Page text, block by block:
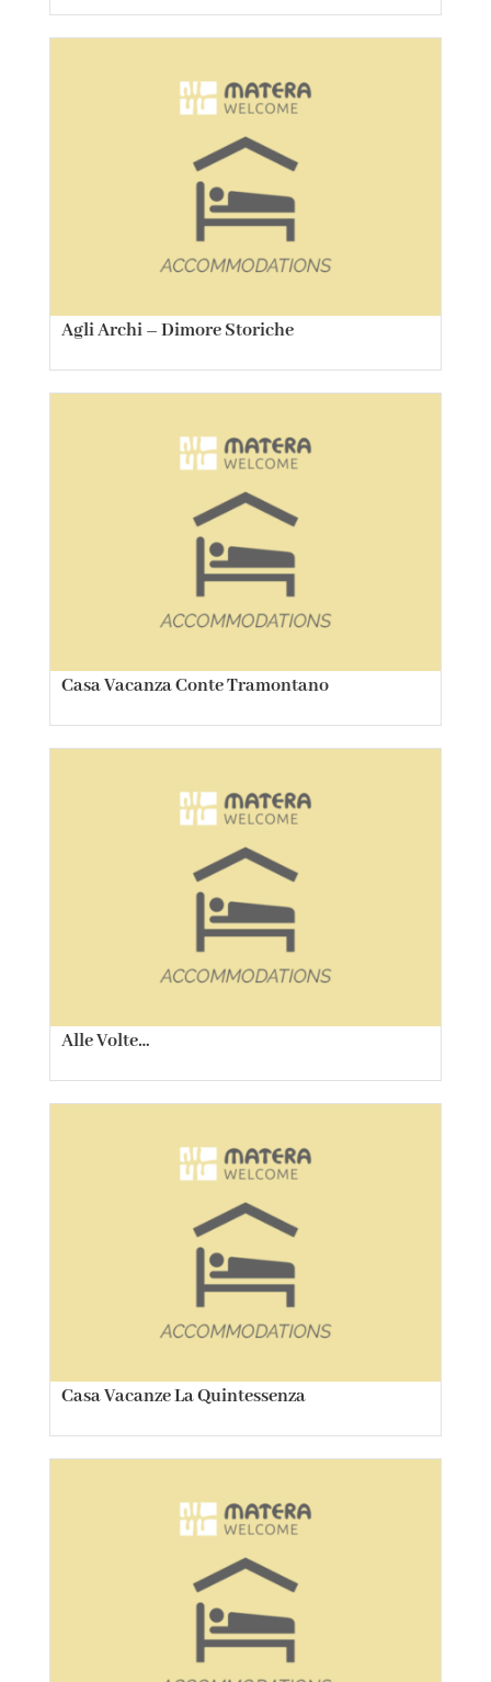
Agli Archi – Dimore Storiche
Casa Vacanza Conte Tramontano
Alle Volte…
Casa Vacanze La Quintessenza